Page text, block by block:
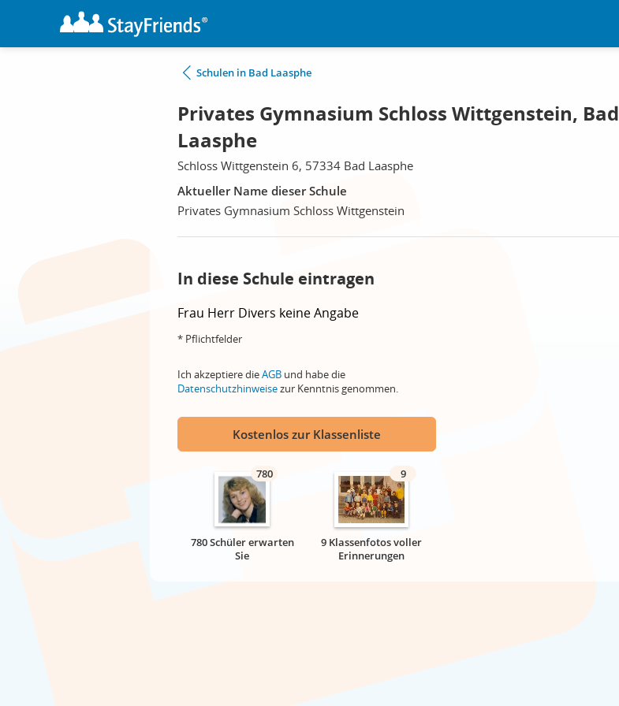
Schulen in Bad Laasphe
Privates Gymnasium Schloss Wittgenstein, Bad
Laasphe
Schloss Wittgenstein 6, 57334 Bad Laasphe
Aktueller Name dieser Schule
Privates Gymnasium Schloss Wittgenstein
In diese Schule eintragen
Frau Herr Divers keine Angabe
* Pflichtfelder
Ich akzeptiere dieAGB und habe die
Datenschutzhinweisezur Kenntnis genommen.
Kostenlos zur Klassenliste
780
780 Schüler erwarten
Sie
9
9 Klassenfotos voller
Erinnerungen